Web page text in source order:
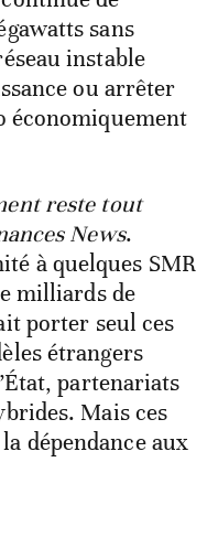
sans
instable
ou arrêter
économiquement
reste tout
News.
à quelques SMR
milliards de
porter seul ces
étrangers
partenariats
Mais ces
dépendance aux